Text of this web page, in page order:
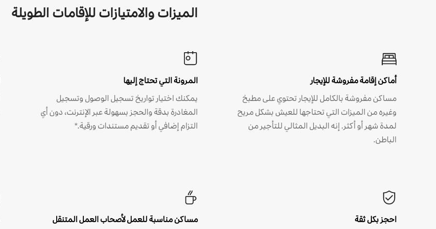
الميزات والامتيازات للإقامات الطويلة
أماكن إقامة مفروشة للإيجار
مساكن مفروشة بالكامل للإيجار تحتوي على مطبخ
وغيره من الميزات التي تحتاجها للعيش بشكل مريح
لمدة شهر أو أكثر. إنه البديل المثالي للتأجير من
الباطن.
المرونة التي تحتاج إليها
يمكنك اختيار تواريخ تسجيل الوصول وتسجيل
المغادرة بدقة والحجز بسهولة عبر الإنترنت، دون أي
التزام إضافي أو تقديم مستندات ورقية.*
احجز بكل ثقة
مساكن مناسبة للعمل لأصحاب العمل المتنقل